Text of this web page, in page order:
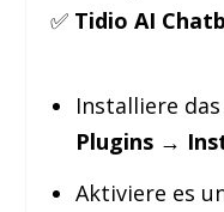
✅ Tidio AI
Installiere
Plugins →
Aktiviere es